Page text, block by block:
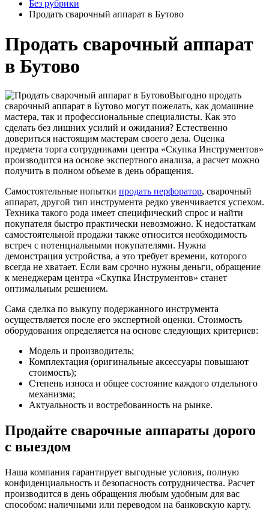
Без рубрики
Продать сварочный аппарат в Бутово
Продать сварочный аппарат
в Бутово
Выгодно продать
сварочный аппарат в Бутово могут пожелать, как домашние
мастера, так и профессиональные специалисты. Как это
сделать без лишних усилий и ожидания? Естественно
довериться настоящим мастерам своего дела. Оценка
предмета торга сотрудниками центра «Скупка Инструментов»
производится на основе экспертного анализа, а расчет можно
получить в полном объеме в день обращения.
Самостоятельные попытки продать перфоратор, сварочный
аппарат, другой тип инструмента редко увенчивается успехом.
Техника такого рода имеет специфический спрос и найти
покупателя быстро практически невозможно. К недостаткам
самостоятельной продажи также относится необходимость
встреч с потенциальными покупателями. Нужна
демонстрация устройства, а это требует времени, которого
всегда не хватает. Если вам срочно нужны деньги, обращение
к менеджерам центра «Скупка Инструментов» станет
оптимальным решением.
Сама сделка по выкупу подержанного инструмента
осуществляется после его экспертной оценки. Стоимость
оборудования определяется на основе следующих критериев:
Модель и производитель;
Комплектация (оригинальные аксессуары повышают
стоимость);
Степень износа и общее состояние каждого отдельного
механизма;
Актуальность и востребованность на рынке.
Продайте сварочные аппараты дорого
с выездом
Наша компания гарантирует выгодные условия, полную
конфиденциальность и безопасность сотрудничества. Расчет
производится в день обращения любым удобным для вас
способом: наличными или переводом на банковскую карту.